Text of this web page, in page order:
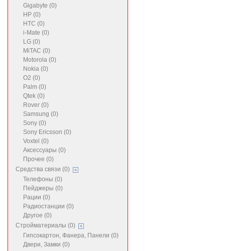
Gigabyte (0)
HP (0)
HTC (0)
i-Mate (0)
LG (0)
MiTAC (0)
Motorola (0)
Nokia (0)
O2 (0)
Palm (0)
Qtek (0)
Rover (0)
Samsung (0)
Sony (0)
Sony Ericsson (0)
Voxtel (0)
Аксессуары (0)
Прочее (0)
Средства связи (0)
Телефоны (0)
Пейджеры (0)
Рации (0)
Радиостанции (0)
Другое (0)
Стройматериалы (0)
Гипсокартон, Фанера, Панели (0)
Двери, Замки (0)